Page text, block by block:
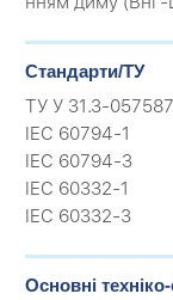
Стандарти/ТУ
ТУ У 31.3-
IEC 60794-1
IEC 60794-3
IEC 60332-1
IEC 60332-3
Основні